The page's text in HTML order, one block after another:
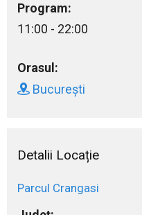
Program:
11:00 - 22:00
Orasul:
București
Detalii Locație
Parcul Crangasi